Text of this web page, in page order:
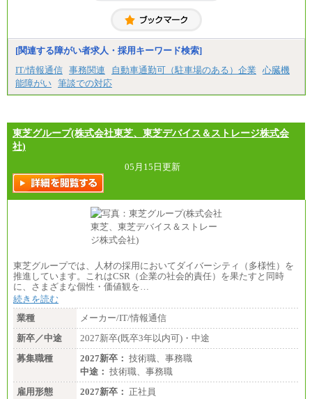
時給制：最低時給額 1,050円～ ※勤務地により異な
る。
【エアサーブ】
月給223,000円～
・試用期間中も給与変更なし
[関連する障がい者求人・採用キーワード検索]
IT/情報通信 事務関連 自動車通勤可（駐車場のある）企業
心臓機
能障がい 筆談での対応
東芝グループ(株式会社東芝、東芝デバイス＆ストレージ株式会
社)
05月15日更新
東芝グループでは、人材の採用においてダイバーシティ（多様性）を
推進しています。これはCSR（企業の社会的責任）を果たすと同時
に、さまざまな個性・価値観を…
続きを読む
業種
メーカー/IT/情報通信
新卒／中途
2027新卒(既卒3年以内可)・中途
募集職種
2027新卒： 技術職、事務職
中途： 技術職、事務職
雇用形態
2027新卒： 正社員